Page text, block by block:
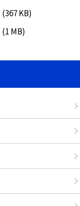
(367 KB)
(1 MB)